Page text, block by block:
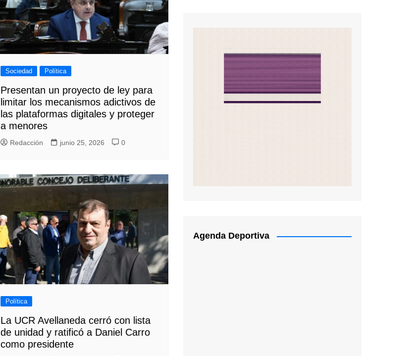
Sociedad Política
Presentan un proyecto de ley para
limitar los mecanismos adictivos de
las plataformas digitales y proteger
a menores
Redacción junio 25, 2026 0
Política
La UCR Avellaneda cerró con lista
de unidad y ratificó a Daniel Carro
como presidente
Agenda Deportiva